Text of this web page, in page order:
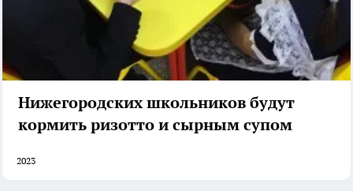
Нижегородских школьников будут
кормить ризотто и сырным супом
2023